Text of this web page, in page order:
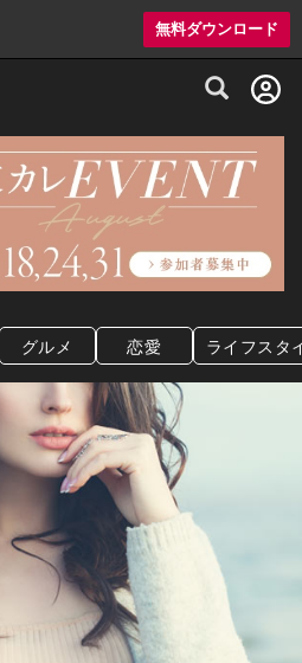
無料ダウンロード
メ情報・プレミアムレストラン予約
グルメ 恋愛 ライフスタ